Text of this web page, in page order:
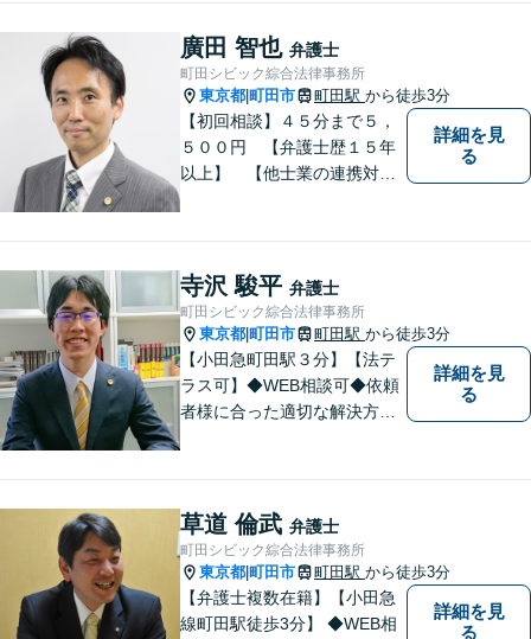
判所より司法委員（裁判官に
協力して事件解決を図る補佐
職）に選任されております。
廣田 智也 弁護士
町田シビック綜合法律事務所
東京都 町田市 町田駅 から徒歩3分
【初回相談】４５分まで５，
５００円 【弁護士歴１５年
以上】 【他士業の連携対
婚・男女問題 交通事故 成
年後見 刑事弁護・被害者代
理
詳細を見
る
寺沢 駿平 弁護士
町田シビック綜合法律事務所
東京都 町田市 町田駅 から徒歩3分
【小田急町田駅３分】【法テ
ラス可】◆WEB相談可◆依頼
者様に合った適切な解決方法
ださい。
詳細を見
る
草道 倫武 弁護士
町田シビック綜合法律事務所
東京都 町田市 町田駅 から徒歩3分
【弁護士複数在籍】【小田急
線町田駅徒歩3分】 ◆WEB相
詳細を見
る